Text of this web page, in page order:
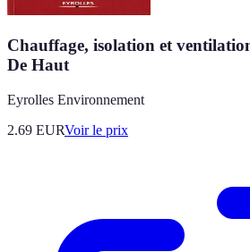
Chauffage, isolation et
De Haut
Eyrolles Environnement
2.69 EURVoir le prix